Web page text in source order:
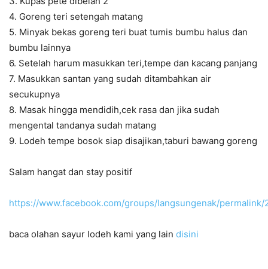
4. Goreng teri setengah matang
5. Minyak bekas goreng teri buat tumis bumbu halus dan
bumbu lainnya
6. Setelah harum masukkan teri,tempe dan kacang panjang
7. Masukkan santan yang sudah ditambahkan air
secukupnya
8. Masak hingga mendidih,cek rasa dan jika sudah
mengental tandanya sudah matang
9. Lodeh tempe bosok siap disajikan,taburi bawang goreng
Salam hangat dan stay positif
https://www.facebook.com/groups/langsungenak/permalink/
baca olahan sayur lodeh kami yang lain disini